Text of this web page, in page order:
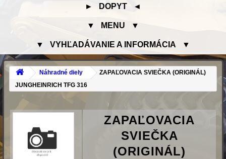
► DOPYT ◄
▼ MENU ▼
▼ VYHĽADÁVANIE A INFORMÁCIA ▼
Náhradné diely
ZAPAĽOVACIA SVIEČKA (ORIGINÁL)
JUNGHEINRICH TFG 316
ZAPAĽOVACIA
SVIEČKA
(ORIGINÁL)